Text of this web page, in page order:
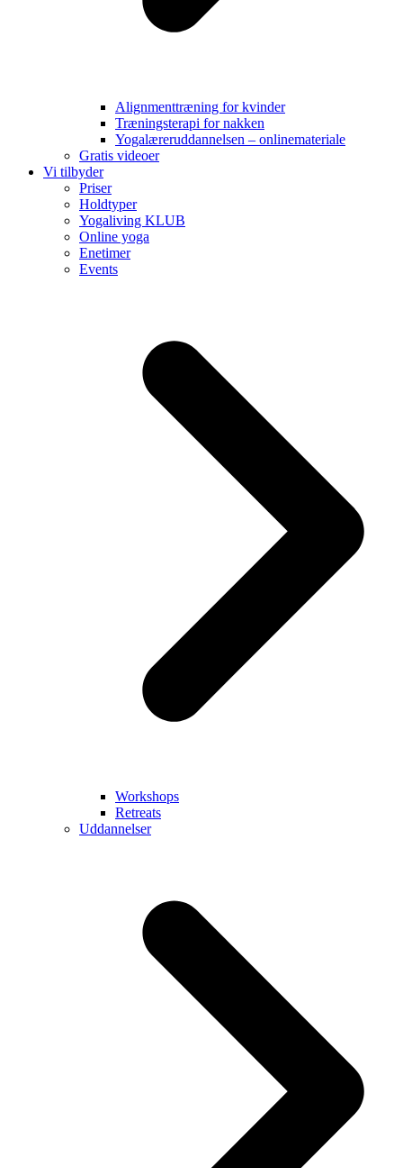
Alignmenttræning for kvinder
Træningsterapi for nakken
Yogalæreruddannelsen – onlinemateriale
Gratis videoer
Vi tilbyder
Priser
Holdtyper
Yogaliving KLUB
Online yoga
Enetimer
Events
Workshops
Retreats
Uddannelser